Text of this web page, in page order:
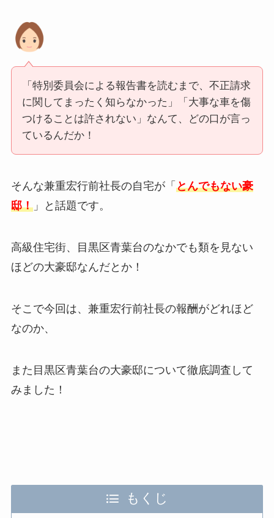
「特別委員会による報告書を読むまで、不正請求
に関してまったく知らなかった」
「大事な車を傷
つけることは許されない」なんて、どの口が言っ
ているんだか！
そんな兼重宏行前社長の自宅が「 とんでもない豪
邸！」と話題です。
高級住宅街、目黒区青葉台のなかでも類を見ない
ほどの大豪邸なんだとか！
そこで今回は、 兼重宏行前社長の報酬がどれほど
なのか、
また目黒区青葉台の大豪邸について徹底調査して
みました！
もくじ